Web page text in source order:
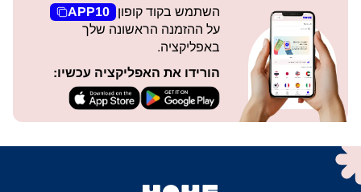
השתמש בקוד קופון
APP10
על ההזמנה הראשונה שלך
באפליקציה.
הורידו את האפליקציה עכשיו: